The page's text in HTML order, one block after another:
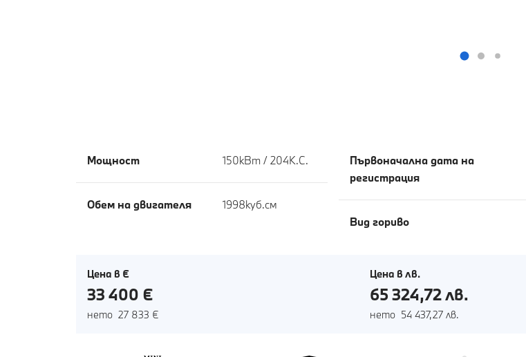
Мощност 150кВт / 204К.С.
Обем на двигателя 1998куб.cм
Първоначална дата на
регистрация
Вид гориво
Цена в €
33 400 €
нето 27 833 €
Цена в лв.
65 324,72 лв.
нето 54 437,27 лв.